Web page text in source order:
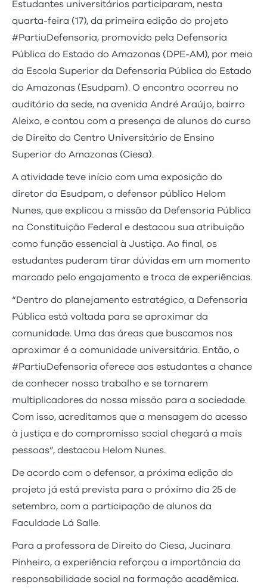
Estudantes universitários participaram, nesta
quarta-feira (17), da primeira edição do projeto
#PartiuDefensoria, promovido pela Defensoria
Pública do Estado do Amazonas (DPE-AM), por meio
da Escola Superior da Defensoria Pública do Estado
do Amazonas (Esudpam). O encontro ocorreu no
auditório da sede, na avenida André Araújo, bairro
Aleixo, e contou com a presença de alunos do curso
de Direito do Centro Universitário de Ensino
Superior do Amazonas (Ciesa).
A atividade teve início com uma exposição do
diretor da Esudpam, o defensor público Helom
Nunes, que explicou a missão da Defensoria Pública
na Constituição Federal e destacou sua atribuição
como função essencial à Justiça. Ao final, os
estudantes puderam tirar dúvidas em um momento
marcado pelo engajamento e troca de experiências.
“Dentro do planejamento estratégico, a Defensoria
Pública está voltada para se aproximar da
comunidade. Uma das áreas que buscamos nos
aproximar é a comunidade universitária. Então, o
#PartiuDefensoria oferece aos estudantes a chance
de conhecer nosso trabalho e se tornarem
multiplicadores da nossa missão para a sociedade.
Com isso, acreditamos que a mensagem do acesso
à justiça e do compromisso social chegará a mais
pessoas”, destacou Helom Nunes.
De acordo com o defensor, a próxima edição do
projeto já está prevista para o próximo dia 25 de
setembro, com a participação de alunos da
Faculdade Lá Salle.
Para a professora de Direito do Ciesa, Jucinara
Pinheiro, a experiência reforçou a importância da
responsabilidade social na formação acadêmica.